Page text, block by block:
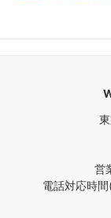
営
電話対応時